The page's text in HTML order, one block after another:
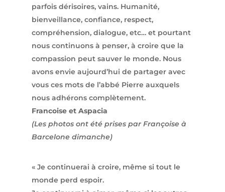
parfois dérisoires, vains. Humanité,
bienveillance, confiance, respect,
compréhension, dialogue, etc… et pourtant
nous continuons à penser, à croire que la
compassion peut sauver le monde. Nous
avons envie aujourd’hui de partager avec
vous ces mots de l’abbé Pierre auxquels
nous adhérons complètement.
Francoise et Aspacia
(Les photos ont été prises par Françoise à
Barcelone dimanche)
« Je continuerai à croire, même si tout le
monde perd espoir.